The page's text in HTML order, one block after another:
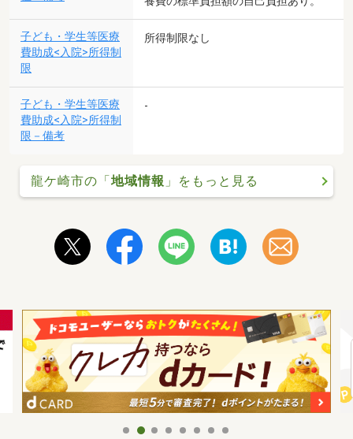
子ども・学生等医療
費助成<入院>所得制
限
所得制限なし
子ども・学生等医療
費助成<入院>所得制
限－備考
-
龍ケ崎市の「地域情報 」をもっと見る